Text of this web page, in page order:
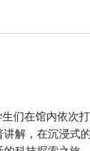
们在馆内依次
解，在沉浸式